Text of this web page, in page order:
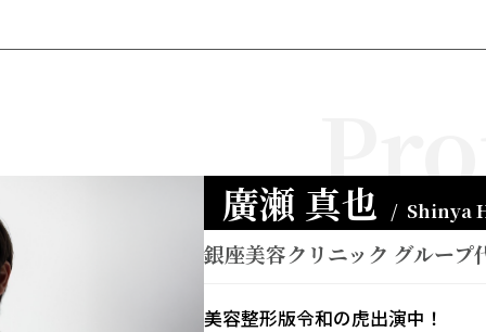
廣瀬 真也 Shinya
銀座美容クリニック グルー
美容整形版令和の虎出演中！